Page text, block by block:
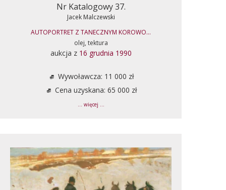
Nr Katalogowy 37.
Jacek Malczewski
AUTOPORTRET Z TANECZNYM KOROWO...
olej, tektura
aukcja z 16 grudnia 1990
Wywoławcza: 11 000 zł
Cena uzyskana: 65 000 zł
... więcej ...